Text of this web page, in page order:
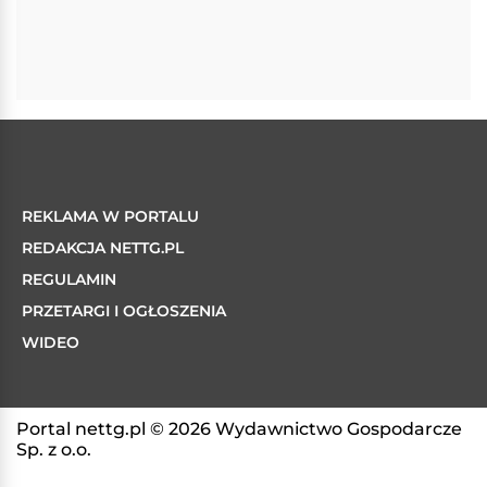
REKLAMA W PORTALU
REDAKCJA NETTG.PL
REGULAMIN
PRZETARGI I OGŁOSZENIA
WIDEO
Portal nettg.pl © 2026 Wydawnictwo Gospodarcze
Sp. z o.o.